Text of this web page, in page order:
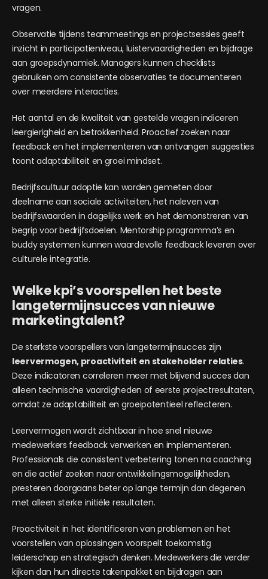
vragen.
Observatie tijdens teammeetings en projectsessies geeft
inzicht in participatieniveau, luistervaardigheden en bijdrage
aan groepsdynamiek. Managers kunnen checklists
gebruiken om consistente observaties te documenteren
over meerdere interacties.
Het aantal en de kwaliteit van gestelde vragen indiceren
leergierigheid en betrokkenheid. Proactief zoeken naar
feedback en het implementeren van ontvangen suggesties
toont adaptabiliteit en groei mindset.
Bedrijfscultuur adoptie kan worden gemeten door
deelname aan sociale activiteiten, het naleven van
bedrijfswaarden in dagelijks werk en het demonstreren van
begrip voor bedrijfsdoelen. Mentorship programma’s en
buddy systemen kunnen waardevolle feedback leveren over
culturele integratie.
Welke kpi’s voorspellen het beste
langetermijnsucces van nieuwe
marketingtalent?
De sterkste voorspellers van langetermijnsucces zijn
leervermogen, proactiviteit en stakeholder relaties.
Deze indicatoren correleren meer met blijvend succes dan
alleen technische vaardigheden of eerste projectresultaten,
omdat ze adaptabiliteit en groeipotentieel reflecteren.
Leervermogen wordt zichtbaar in hoe snel nieuwe
medewerkers feedback verwerken en implementeren.
Professionals die consistent verbetering tonen na coaching
en die actief zoeken naar ontwikkelingsmogelijkheden,
presteren doorgaans beter op lange termijn dan degenen
met alleen sterke initiële resultaten.
Proactiviteit in het identificeren van problemen en het
voorstellen van oplossingen voorspelt toekomstig
leiderschap en strategisch denken. Medewerkers die verder
kijken dan hun directe takenpakket en bijdragen aan